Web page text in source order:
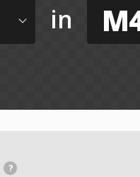
in